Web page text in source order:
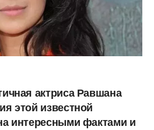
актриса Равшана
этой известной
интересными фактами и